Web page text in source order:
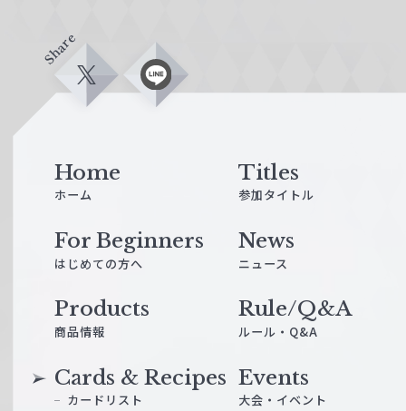
Share
X L
Home
ホーム
Titles
参加タイトル
For Beginners
はじめての方へ
News
ニュース
Products
商品情報
Cards & Recipes
カードリスト
Events
大会・イベント
Rule/Q&A
ルール・Q&A